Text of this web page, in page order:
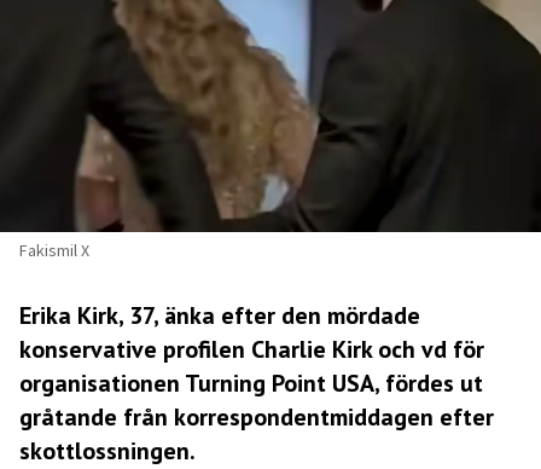
Fakismil X
Erika Kirk, 37, änka efter den mördade
konservative profilen Charlie Kirk och vd för
organisationen Turning Point USA, fördes ut
gråtande från korrespondentmiddagen efter
skottlossningen.